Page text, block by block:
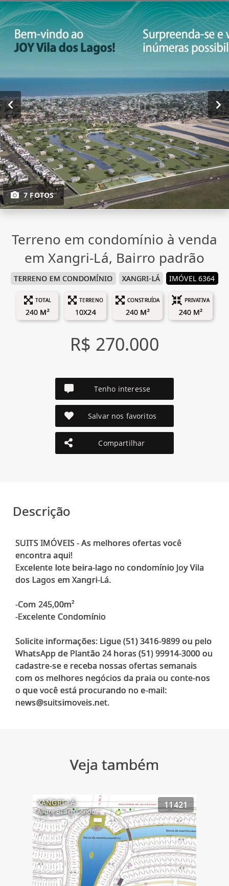
7 FOTOS
Terreno em condomínio à venda
em Xangri-Lá, Bairro padrão
TERRENO EM CONDOMÍNIO XANGRI-LÁ IMÓVEL 6364
TOTAL
240 M²
TERRENO
10X24
CONSTRUÍDA
240 M²
PRIVATIVA
240 M²
R$ 270.000
Tenho interesse
Salvar nos favoritos
Compartilhar
Descrição
SUITS IMÓVEIS - As melhores ofertas você
encontra aqui!
Excelente lote beira-lago no condomínio Joy Vila
dos Lagos em Xangri-Lá.
-Com 245,00m²
-Excelente Condomínio
Solicite informações: Ligue (51) 3416-9899 ou pelo
WhatsApp de Plantão 24 horas (51) 99914-3000 ou
cadastre-se e receba nossas ofertas semanais
com os melhores negócios da praia ou conte-nos
o que você está procurando no e-mail:
Veja também
XANGRI-LÁ
Allure Beach Condo
11421